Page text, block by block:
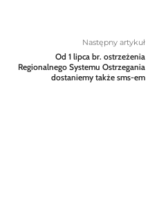
Następny artykuł
Od 1 lipca br. ostrzeżenia
Regionalnego Systemu Ostrzegania
dostaniemy także sms-em